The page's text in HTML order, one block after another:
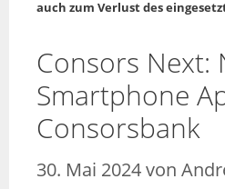
auch zum Verlust des
Consors Next:
Smartphone
Consorsbank
30. Mai 2024von